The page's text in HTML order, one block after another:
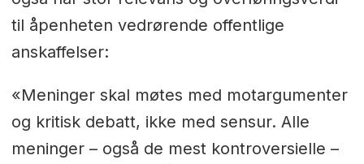
til åpenheten vedrørende offentlige
anskaffelser:
«Meninger skal møtes med motargumenter
og kritisk debatt, ikke med sensur. Alle
meninger – også de mest kontroversielle –